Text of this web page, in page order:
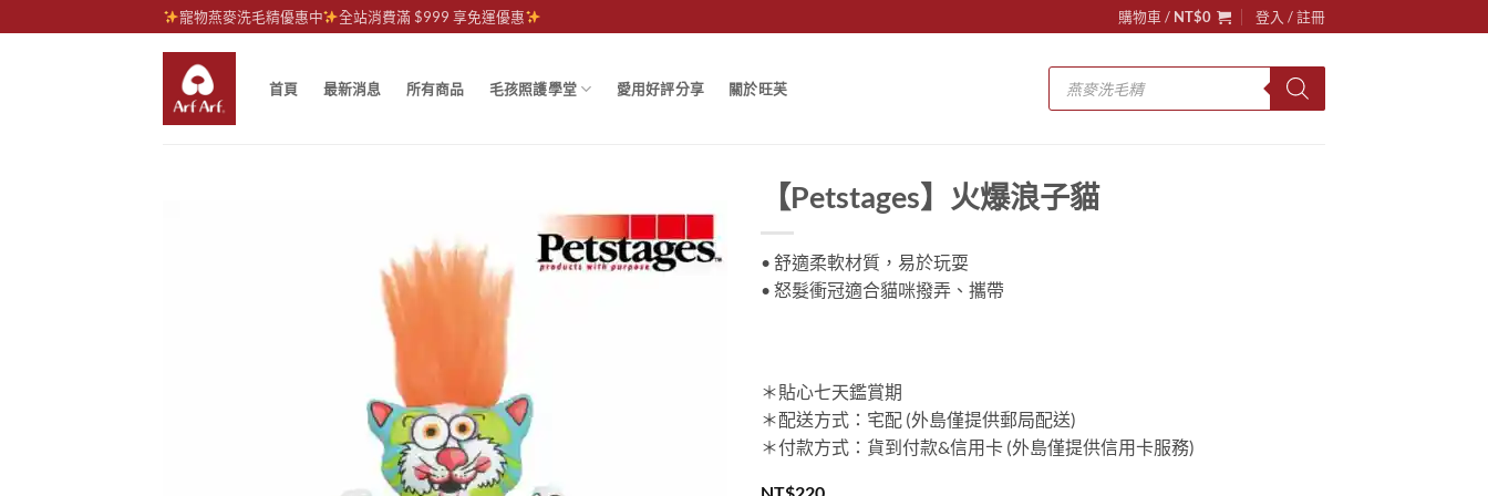
to
寵物燕麥洗毛精優惠中 全站消費滿 $999 享免運優惠 購物車 / NT$0 登入 / 註冊
首頁 最新消息 所有商品 毛孩照護學堂 愛用好評分享 關於旺芙
Products
search
【Petstages】火爆浪子貓
• 舒適柔軟材質，易於玩耍
• 怒髮衝冠適合貓咪撥弄、攜帶
＊貼心七天鑑賞期
＊配送方式：宅配 (外島僅提供郵局配送)
＊付款方式：貨到付款&信用卡 (外島僅提供信用卡服務)